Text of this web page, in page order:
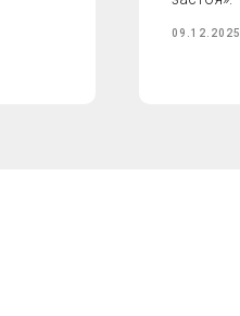
09.12.2025